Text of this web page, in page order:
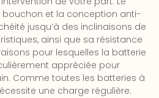
et la conception anti-
jusqu’à des inclinaisons de
ainsi que sa résistance
pour lesquelles la batterie
appréciée pour
Comme toutes les batteries à
une charge régulière.